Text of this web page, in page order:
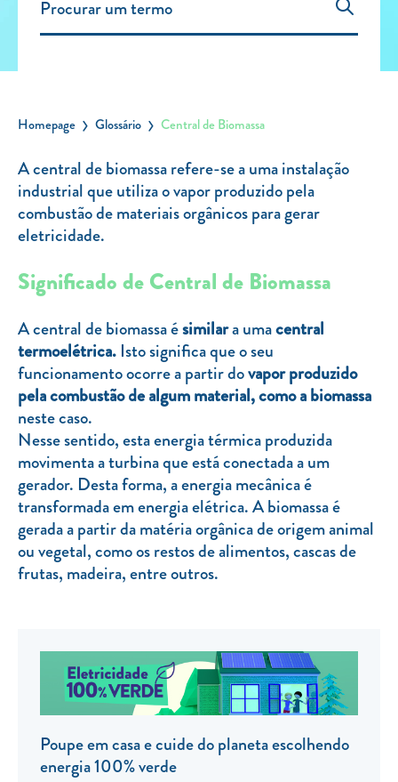
Carregar Fora de Casa
Leituras
Sobre nós
Contactos
FAQ
Blog
Mais informações
SERVIÇOS
ROTULAGEM
JUNTE-SE A NÓS
TARIFA SOCIAL
APP MOBILE
CONTADORES ELÉTRICOS
FATURAS
PRÉMIOS
Preços de referência
Documentos úteis
Política de privacidade
Livro de reclamações
Homepage Glossário Central de Biomassa
A central de biomassa refere-se a uma instalação
industrial que utiliza o vapor produzido pela
combustão de materiais orgânicos para gerar
eletricidade.
Significado de Central de Biomassa
A central de biomassa ésimilara umacentral
termoelétrica. Isto significa que o seu
funcionamento ocorre a partir dovapor produzido
pela combustão de algum material, como a biomassa
neste caso.
Nesse sentido, esta energia térmica produzida
movimenta a turbina que está conectada a um
gerador. Desta forma, a energia mecânica é
transformada em energia elétrica. A biomassa é
gerada a partir da matéria orgânica de origem animal
ou vegetal, como os restos de alimentos, cascas de
frutas, madeira, entre outros.
Poupe em casa e cuide do planeta escolhendo
energia 100% verde